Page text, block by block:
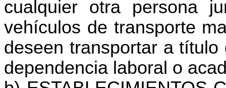
cualquier otra persona
vehículos de transporte
deseen transportar a
dependencia laboral o